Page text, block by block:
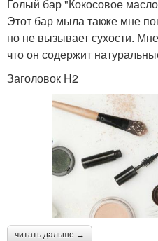
Голый бар "Кокосовое
Этот бар мыла также мне
но не вызывает сухости.
что он содержит
Заголовок H2
читать дальше →